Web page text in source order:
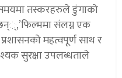
समयमा तस्करहरुले डुंगाको
संलग्न एक
महत्वपूर्ण साथ र
सुरक्षा उपलब्धताले